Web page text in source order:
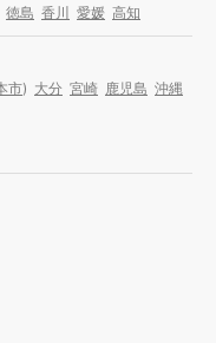
徳島 香川 愛媛 高知
市) 大分 宮崎 鹿児島 沖縄